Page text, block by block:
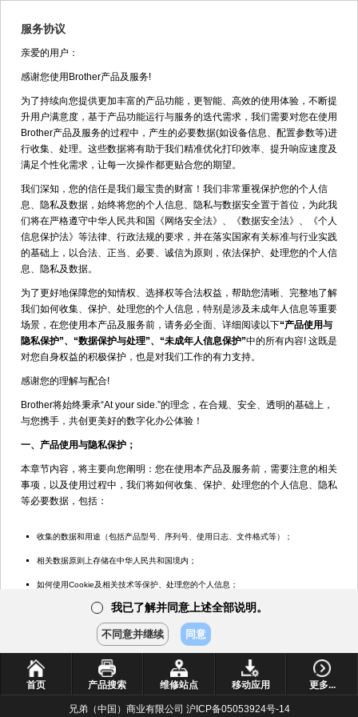
7月兄弟中国服务号-延保超值特惠[2026年7月1日]
7月兄弟中国服务号优惠活动-买耗材满减啦！[2026年7月1日]
兄弟中国服务号优惠活动：惊喜双重优惠！[2026年4月20日]
兄弟中国服务号优惠活动: 买耗材送优惠券[2025年12月1日]
兄弟中国服务号优惠活动：买2支耗材送1年延保
关于更新固件的说明[2024年5月17日]
关于Treck公司TCP/IP漏洞说明[2020年8月7日]
Brother OU线打印应用程序上线！[2020年6月15日]
“兄弟驱动助手”上线啦！
网站操作视频栏目上线！[2017年9月15日]
兄弟公司客服微信公众号上线！
<< < 1 2 > >>
首页 产品搜索 维修站点 移动应用 更多...
兄弟（中国）商业有限公司 沪ICP备05053924号-14
服务协议
亲爱的用户：
感谢您使用Brother产品及服务!
为了持续向您提供更加丰富的产品功能，更智能、高效的使用体验，不断提
升用户满意度，基于产品功能运行与服务的迭代需求，我们需要对您在使用
Brother产品及服务的过程中，产生的必要数据(如设备信息、配置参数等)进
行收集、处理。这些数据将有助于我们精准优化打印效率、提升响应速度及
满足个性化需求，让每一次操作都更贴合您的期望。
我们深知，您的信任是我们最宝贵的财富！我们非常重视保护您的个人信
息、隐私及数据，始终将您的个人信息、隐私与数据安全置于首位，为此我
们将在严格遵守中华人民共和国《网络安全法》、《数据安全法》、《个人
信息保护法》等法律、行政法规的要求，并在落实国家有关标准与行业实践
的基础上，以合法、正当、必要、诚信为原则，依法保护、处理您的个人信
息、隐私及数据。
为了更好地保障您的知情权、选择权等合法权益，帮助您清晰、完整地了解
我们如何收集、保护、处理您的个人信息，特别是涉及未成年人信息等重要
场景，在您使用本产品及服务前，请务必全面、详细阅读以下“产品使用与
隐私保护”、“数据保护与处理”、“未成年人信息保护”中的所有内容! 这既是
对您自身权益的积极保护，也是对我们工作的有力支持。
感谢您的理解与配合!
Brother将始终秉承“At your side.”的理念，在合规、安全、透明的基础上，
与您携手，共创更美好的数字化办公体验！
一、产品使用与隐私保护；
本章节内容，将主要向您阐明：您在使用本产品及服务前，需要注意的相关
事项，以及使用过程中，我们将如何收集、保护、处理您的个人信息、隐私
等必要数据，包括：
收集的数据和用途（包括产品型号、序列号、使用日志、文件格式等）；
相关数据原则上存储在中华人民共和国境内；
如何使用Cookie及相关技术等保护、处理您的个人信息；
如需进一步了解“产品使用与隐私保护”的其他内容，请点击
✔ 我已了解并同意上述<产品使用与隐私保护>说明
二、数据保护与处理
我已了解并同意上述全部说明。
不同意并继续 同意